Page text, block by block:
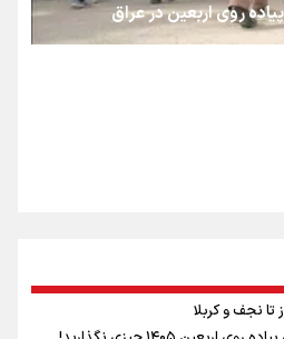
برای پیاده روی اربعین